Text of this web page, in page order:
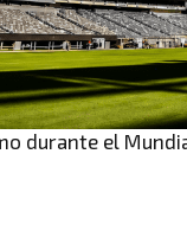
durante el